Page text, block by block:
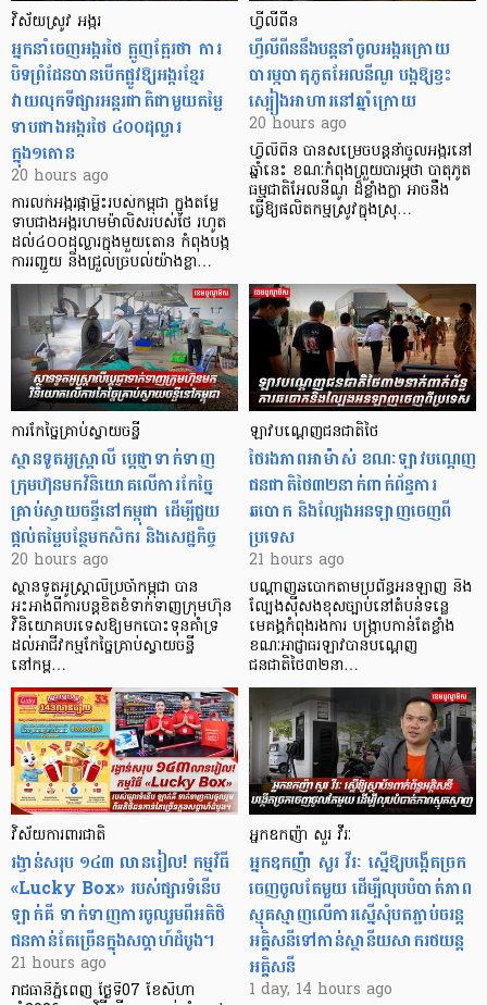
វិស័យស្រូវ អង្ករ
អ្នកនាំចេញអង្ករថៃ ត្អូញត្អែរថា ការ
បិទព្រំដែនបានបើកផ្លូវឱ្យអង្ករខ្មែរ
វាយលុកទីផ្សារអន្តរជាតិជាមួយតម្លៃ
ទាបជាងអង្ករថៃ ៤០០ដុល្លារ
ក្នុង១តោន
20 hours ago
ការលក់អង្ករផ្កាម្លិះរបស់កម្ពុជា ក្នុងតម្លៃ
ទាបជាងអង្ករហមម៉ាលិសរបស់ថៃ រហូត
ដល់៤០០ដុល្លារក្នុងមួយតោន កំពុងបង្ក
ការរញ្ជួយ និងជ្រួលច្របល់យ៉ាងខ្លា…
ហ្វីលីពីន
ហ្វីលីពីននឹងបន្តនាំចូលអង្ករក្រោយ
បារម្ភបាតុភូតអែលនីណូ បង្កឱ្យខ្វះ
ស្បៀងអាហារនៅឆ្នាំក្រោយ
20 hours ago
ហ្វីលីពីន បាន​សម្រេចបន្តនាំចូលអង្ករនៅ
ឆ្នាំនេះ ខណៈកំពុងព្រួយបារម្ភថា បាតុភូត
ធម្មជាតិអែលនីណូ ដ៏ខ្លាំងក្លា​ អាចនឹង
ធ្វើឱ្យផលិតកម្មស្រូវក្នុងស្រុ…
ការកែច្នៃគ្រាប់ស្វាយចន្ទី
ស្ថានទូតអូស្ត្រាលី ប្តេជ្ញាទាក់ទាញ
ក្រុមហ៊ុនមក​វិនិយោគលើការកែច្នៃ
គ្រាប់ស្វាយចន្ទីនៅកម្ពុជា ដើម្បីជួយ
ផ្តល់តម្លៃបន្ថែមកសិករ និងសេដ្ឋកិច្ច
20 hours ago
ស្ថានទូតអូស្ត្រាលីប្រចាំកម្ពុជា បាន
អះអាងពីការបន្តខិតខំទាក់ទាញក្រុមហ៊ុន
វិនិយោគបរទេសឱ្យមកបោះទុនគាំទ្រ
ដល់អាជីវកម្មកែច្នៃគ្រាប់ស្វាយចន្ទី
នៅកម្ព…
ឡាវបណ្តេញជនជាតិថៃ
ថៃរងភាពអាម៉ាស់ ខណៈឡាវបណ្តេញ
ជនជាតិថៃ៣២នាក់ពាក់ព័ន្ធការ
ឆបោក និងល្បែងអនឡាញចេញពី
ប្រទេស
21 hours ago
បណ្តាញឆបោកតាមប្រព័ន្ធអនឡាញ និង
ល្បែងស៊ីសងខុសច្បាប់នៅតំបន់ទន្លេ
មេគង្គកំពុងរងការ បង្ក្រាប​កាន់តែខ្លាំង
ខណៈអាជ្ញាធរឡាវបានបណ្តេញ
ជនជាតិថៃ៣២នា…
វិស័យការពារជាតិ
រង្វាន់សរុប ១៤៣ លានរៀល! កម្មវិធី
«Lucky Box» របស់ផ្សារទំនើប
ឡាក់គី ទាក់ទាញការចូលរួមពីអតិថិ
ជនកាន់តែច្រើនក្នុងសប្តាហ៍ដំបូង។
21 hours ago
រាជធានីភ្នំពេញ ថ្ងៃទី07 ខែសីហា
អ្នកឧកញ៉ា សួរ វីរៈ
អ្នកឧកញ៉ា សួរ វីរៈ ស្នើឱ្យបង្កើតច្រក
ចេញចូលតែមួយ ដើម្បីលុបបំបាត់ភាព
ស្មុគស្មាញលើការស្នើសុំបតភ្ជាប់ចរន្ត
អគ្គិសនីទៅកាន់ស្ថានីយសាករថយន្ត
អគ្គិសនី
1 day, 14 hours ago